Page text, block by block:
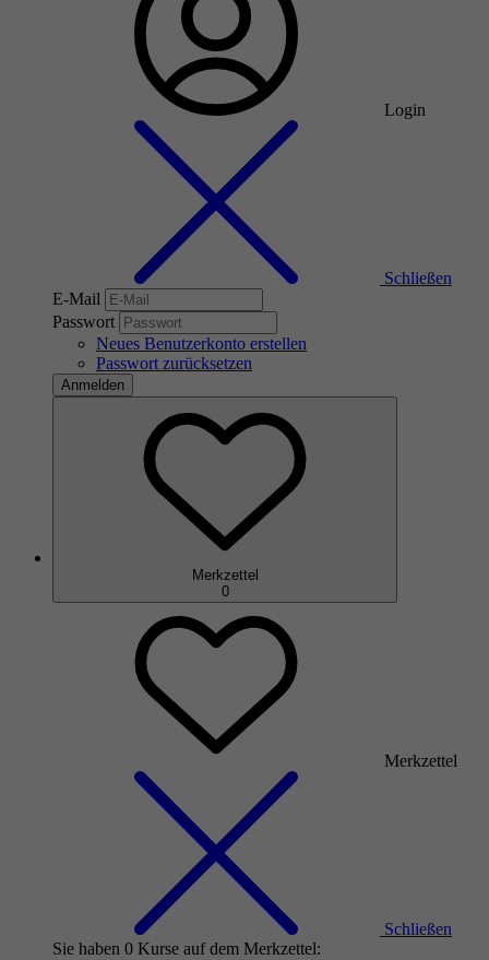
Login
Schließen
E-Mail
Passwort
Neues Benutzerkonto erstellen
Passwort zurücksetzen
Anmelden
Merkzettel
0
Merkzettel
Schließen
Sie haben 0 Kurse auf dem Merkzettel: